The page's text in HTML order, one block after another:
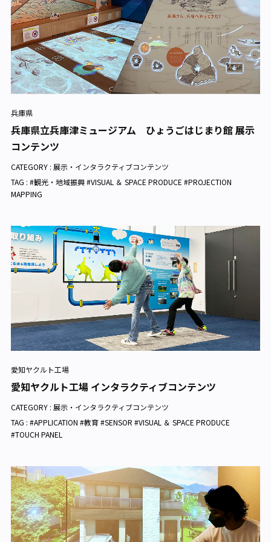
兵庫県
兵庫県立兵庫津ミュージアム ひょうごはじまり館 展示
コンテンツ
CATEGORY : 展示・インタラクティブコンテンツ
TAG : #観光・地域振興 #VISUAL ＆ SPACE PRODUCE #PROJECTION
MAPPING
愛知ヤクルト工場
愛知ヤクルト工場 インタラクティブコンテンツ
CATEGORY : 展示・インタラクティブコンテンツ
TAG : #APPLICATION #教育 #SENSOR #VISUAL ＆ SPACE PRODUCE
#TOUCH PANEL